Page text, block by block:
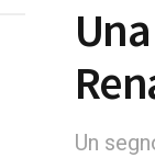
Un